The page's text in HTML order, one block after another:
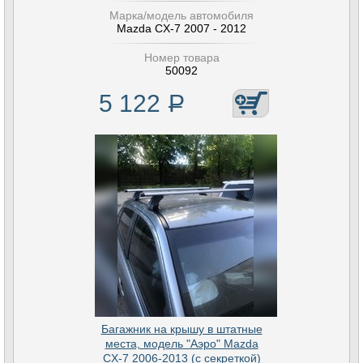
Марка/модель автомобиля
Mazda CX-7 2007 - 2012
Номер товара
50092
5 122 Р
Багажник на крышу в штатные
места, модель "Аэро" Mazda
CX-7 2006-2013 (с секреткой)